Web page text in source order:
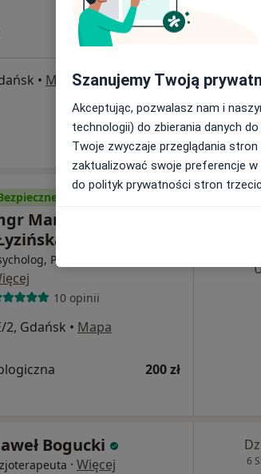
• Mapa
200 zł
płatności
Marta Montowska
Psychoterapeuta
10 opinii
2, Gdańsk • Mapa
200 zł
Bogucki
· Więcej 6
Szanujemy Twoją
Akceptując, pozwalasz nam i
technologii) do zbierania danych
Twoje zwyczaje przeglądania
zaktualizować swoje preferencje
do polityk prywatności stron